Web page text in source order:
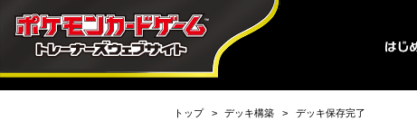
トップ デッキ構築 デッキ保存完了